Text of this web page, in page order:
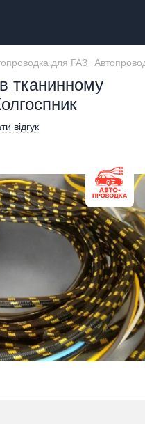
для ГАЗ
тканинному
відгук